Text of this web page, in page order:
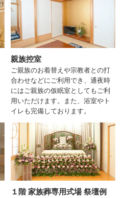
親族控室
ご親族のお着替えや宗教者との打
合わせなどにご利用でき、通夜時
にはご親族の仮眠室としてもご利
用いただけます。また、浴室やト
イレも完備しております。
１階 家族葬専用式場 祭壇例